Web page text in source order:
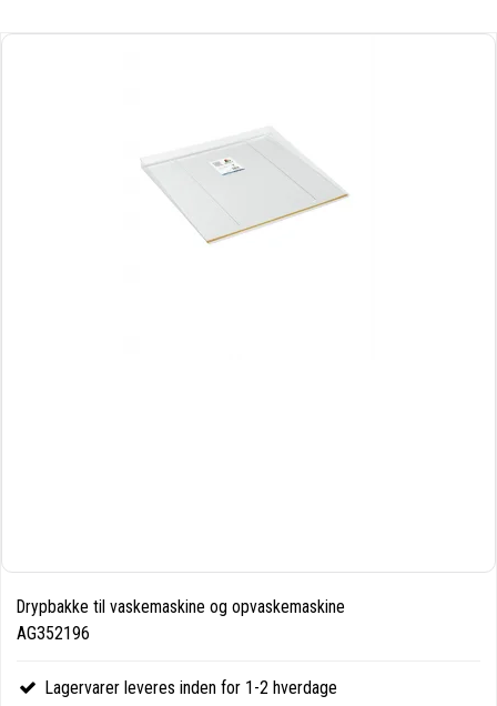
Drypbakke til vaskemaskine og opvaskemaskine
AG352196
Lagervarer leveres inden for 1-2 hverdage